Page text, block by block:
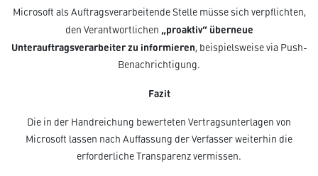
Microsoft als Auftragsverarbeitende Stelle müsse sich verpflichten,
den Verantwortlichen „proaktiv“ überneue
Unterauftragsverarbeiter zu informieren, beispielsweise via Push-
Benachrichtigung.
Fazit
Die in der Handreichung bewerteten Vertragsunterlagen von
Microsoft lassen nach Auffassung der Verfasser weiterhin die
erforderliche Transparenz vermissen.